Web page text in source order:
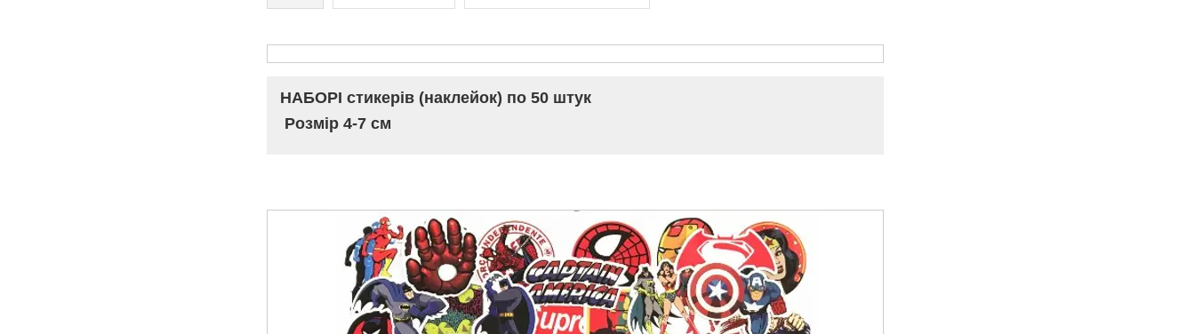
НАБОРІ стикерів (наклейок) по 50 штук
Розмір 4-7 см